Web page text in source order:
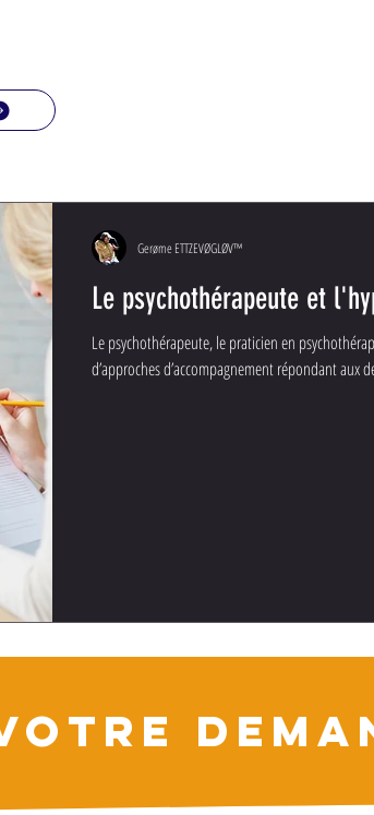
Le psychothérapeute et
Le psychothérapeute, le praticien en
d’approches d’accompagnement répondant aux
Gerøme ETTZEVØGLØV™